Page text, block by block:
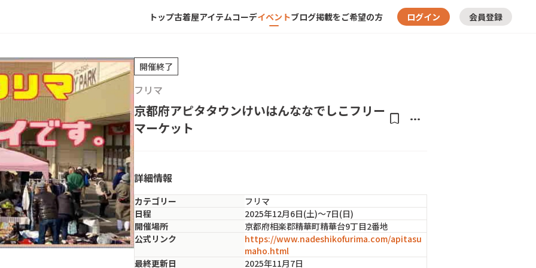
トップ古着屋アイテムコーデイベントブログ掲載をご希望の方 ログイン 会員登録
開催終了
フリマ
京都府アピタタウンけいはんななでしこフリー
マーケット
bookmark more_horiz
詳細情報
カテゴリー
フリマ
日程
2025年12月6日(土)〜7日(日)
開催場所
京都府相楽郡精華町精華台9丁目2番地
公式リンク
https://www.nadeshikofurima.com/apitasu
maho.html
最終更新日
2025年11月7日